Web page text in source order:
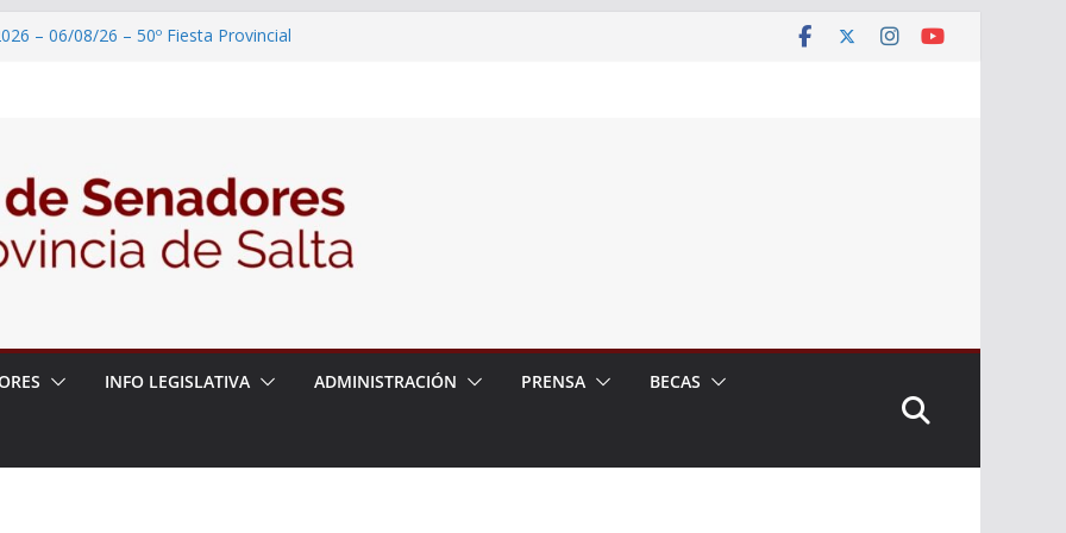
– 06/08/26 – 50º Fiesta Provincial
del Dr. Víctor Alfredo Frías
– 06/08/26 – 82° Edición de la Expo
– 06/08/26 – “Historia y memoria
del pueblo Kolla en el municipio de
INFO LEGISLATIVA ADMINISTRACIÓN PRENSA BECAS